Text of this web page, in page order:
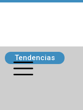
Tendencias